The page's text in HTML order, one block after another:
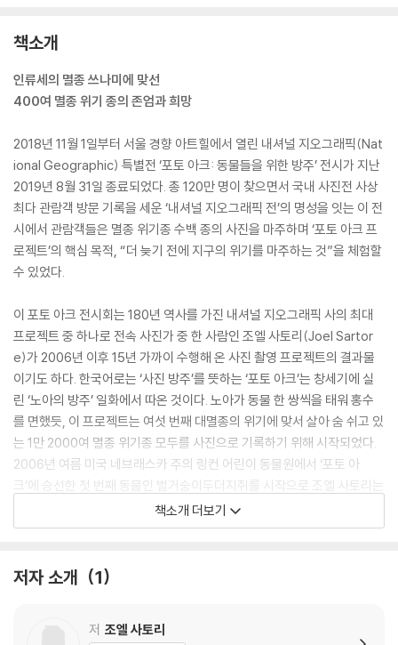
책소개
인류세의 멸종 쓰나미에 맞선
400여 멸종 위기 종의 존엄과 희망
2018년 11월 1일부터 서울 경향 아트힐에서 열린 내셔널 지오그래픽(Nat
ional Geographic) 특별전 ‘포토 아크: 동물들을 위한 방주’ 전시가 지난
2019년 8월 31일 종료되었다. 총 120만 명이 찾으면서 국내 사진전 사상
최다 관람객 방문 기록을 세운 ‘내셔널 지오그래픽 전’의 명성을 잇는 이 전
시에서 관람객들은 멸종 위기종 수백 종의 사진을 마주하며 ‘포토 아크 프
로젝트’의 핵심 목적, “더 늦기 전에 지구의 위기를 마주하는 것”을 체험할
수 있었다.
이 포토 아크 전시회는 180년 역사를 가진 내셔널 지오그래픽 사의 최대
프로젝트 중 하나로 전속 사진가 중 한 사람인 조엘 사토리(Joel Sartor
e)가 2006년 이후 15년 가까이 수행해 온 사진 촬영 프로젝트의 결과물
이기도 하다. 한국어로는 ‘사진 방주’를 뜻하는 ‘포토 아크’는 창세기에 실
린 ‘노아의 방주’ 일화에서 따온 것이다. 노아가 동물 한 쌍씩을 태워 홍수
를 면했듯, 이 프로젝트는 여섯 번째 대멸종의 위기에 맞서 살아 숨 쉬고 있
는 1만 2000여 멸종 위기종 모두를 사진으로 기록하기 위해 시작되었다.
2006년 여름 미국 네브래스카 주의 링컨 어린이 동물원에서 ‘포토 아
크’에 승선한 첫 번째 동물인 벌거숭이두더지쥐를 시작으로 조엘 사토리는
2019년 9월 현재까지 9,500여 종을 촬영했다.
큐멘터리, 교육 프로그램 등 다양한 형태로 대중화 작업을 진행하고 있다.
uest to Document the World’s Animals)』는 이 전 세계적 프로젝트
책소개 더보기
저자 소개 1
저 조엘 사토리